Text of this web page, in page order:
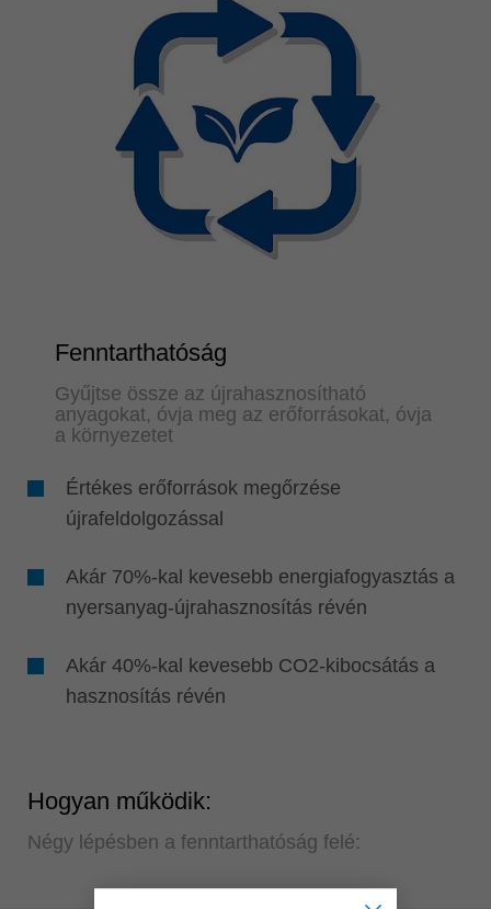
Fenntarthatóság
Gyűjtse össze az újrahasznosítható
anyagokat, óvja meg az erőforrásokat, óvja
a környezetet
Értékes erőforrások megőrzése
újrafeldolgozással
Akár 70%-kal kevesebb energiafogyasztás a
nyersanyag-újrahasznosítás révén
Akár 40%-kal kevesebb CO2-kibocsátás a
hasznosítás révén
Hogyan működik:
Négy lépésben a fenntarthatóság felé: